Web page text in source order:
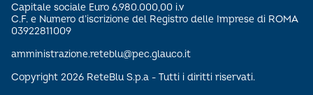
Capitale sociale Euro 6.980.000,00 i.v
C.F. e Numero d’iscrizione del Registro delle Imprese di ROMA
03922811009
amministrazione.reteblu@pec.glauco.it
Copyright 2026 ReteBlu S.p.a - Tutti i diritti riservati.